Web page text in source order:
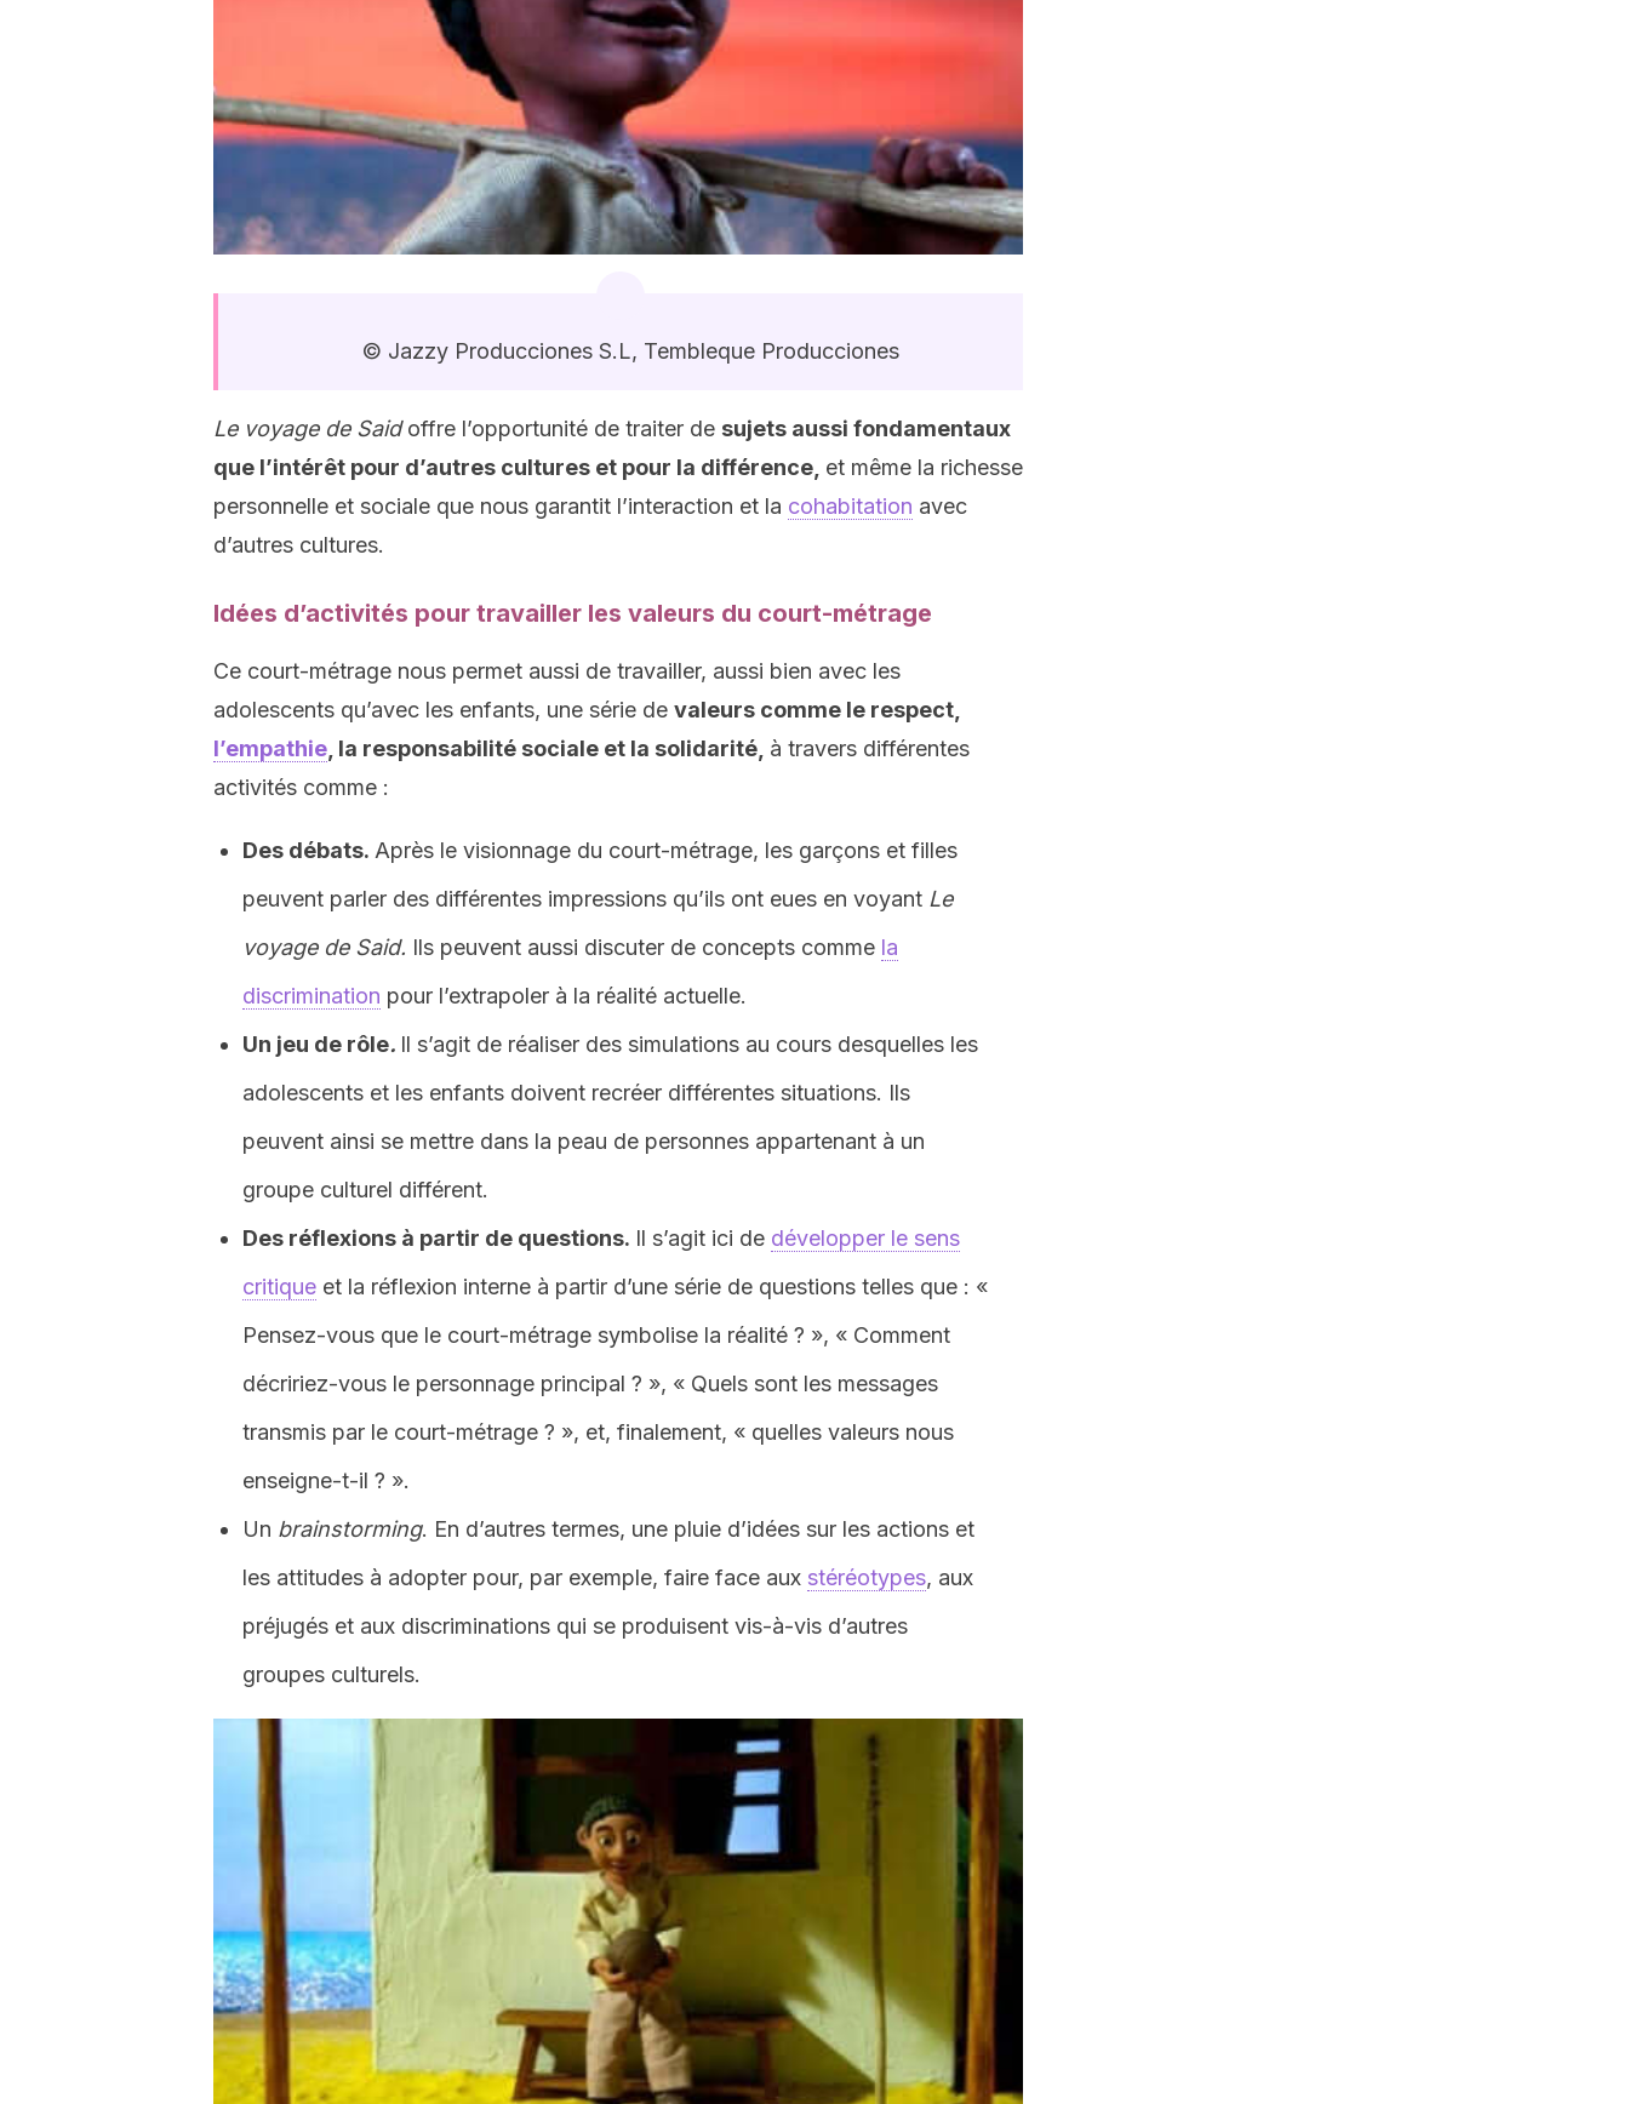
© Jazzy Producciones S.L, Tembleque Producciones
Le voyage de Saidoffre l’opportunité de traiter de sujets aussi fondamentaux
que l’intérêt pour d’autres cultures et pour la différence, et même la richesse
personnelle et sociale que nous garantit l’interaction et la cohabitation avec
d’autres cultures.
Idées d’activités pour travailler les valeurs du court-métrage
Ce court-métrage nous permet aussi de travailler, aussi bien avec les
adolescents qu’avec les enfants, une série de valeurs comme le respect,
l’empathie , la responsabilité sociale et la solidarité, à travers différentes
activités comme :
Des débats. Après le visionnage du court-métrage, les garçons et filles
peuvent parler des différentes impressions qu’ils ont eues en voyant Le
voyage de Said. Ils peuvent aussi discuter de concepts comme la
discrimination pour l’extrapoler à la réalité actuelle.
Un jeu de rôle. Il s’agit de réaliser des simulations au cours desquelles les
adolescents et les enfants doivent recréer différentes situations. Ils
peuvent ainsi se mettre dans la peau de personnes appartenant à un
groupe culturel différent.
Des réflexions à partir de questions. Il s’agit ici de développer le sens
critique et la réflexion interne à partir d’une série de questions telles que : «
Pensez-vous que le court-métrage symbolise la réalité ? », « Comment
décririez-vous le personnage principal ? », « Quels sont les messages
transmis par le court-métrage ? », et, finalement, « quelles valeurs nous
enseigne-t-il ? ».
Un brainstorming. En d’autres termes, une pluie d’idées sur les actions et
les attitudes à adopter pour, par exemple, faire face aux stéréotypes, aux
préjugés et aux discriminations qui se produisent vis-à-vis d’autres
groupes culturels.